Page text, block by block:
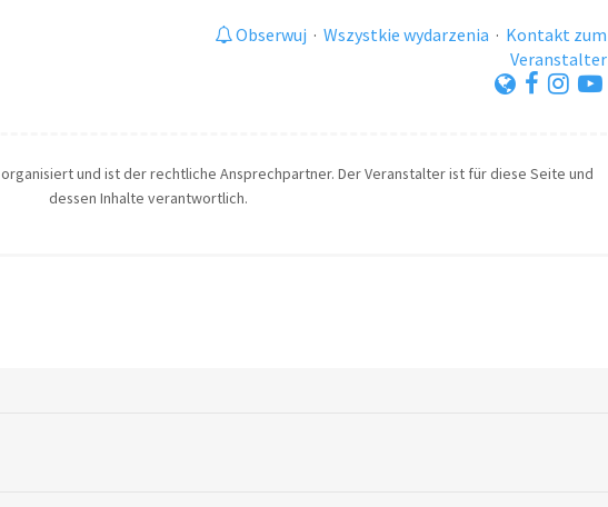
Obserwuj · Wszystkie wydarzenia · Kontakt zum
Veranstalter
organisiert und ist der rechtliche Ansprechpartner. Der Veranstalter ist für diese Seite und
dessen Inhalte verantwortlich.